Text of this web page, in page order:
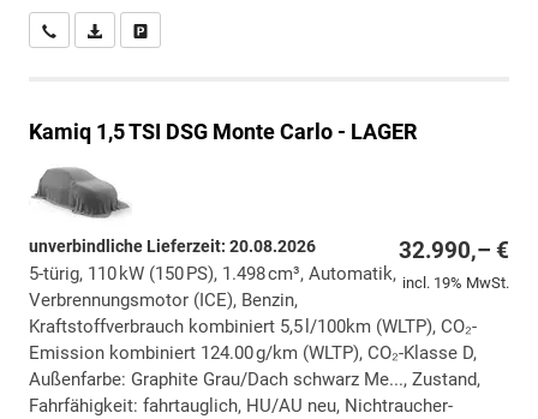
Wir rufen Sie anPDF-Datei, Fahrzeugexposé drucken
Kamiq 1,5 TSI DSG Monte Carlo - LAGER
32.990,– €
incl. 19% MwSt.
unverbindliche Lieferzeit: 20.08.2026
5-türig, 110 kW (150 PS), 1.498 cm³, Automatik,
Verbrennungsmotor (ICE), Benzin,
Kraftstoffverbrauch kombiniert 5,5 l/100km (WLTP), CO₂-
Emission kombiniert 124.00 g/km (WLTP), CO₂-Klasse D,
Außenfarbe: Graphite Grau/Dach schwarz Me..., Zustand,
Fahrfähigkeit: fahrtauglich, HU/AU neu, Nichtraucher-